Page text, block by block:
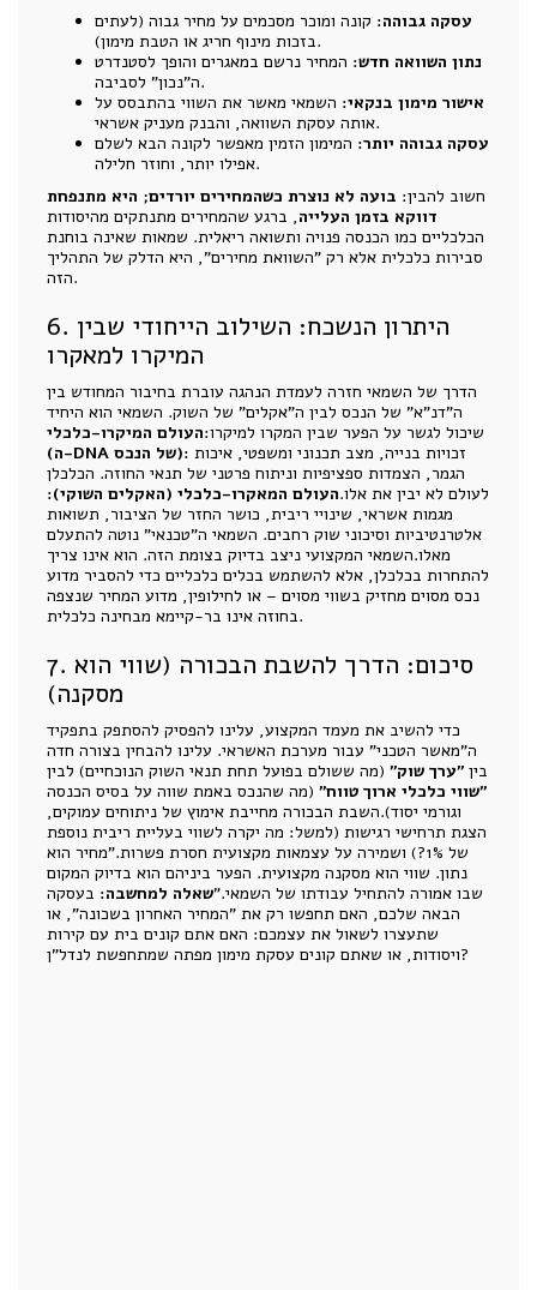
עסקה גבוהה: קונה ומוכר מסכמים על מחיר גבוה (לעתים
בזכות מינוף חריג או הטבת מימון).
נתון השוואה חדש: המחיר נרשם במאגרים והופך לסטנדרט
ה"נכון" לסביבה.
אישור מימון בנקאי: השמאי מאשר את השווי בהתבסס על
אותה עסקת השוואה, והבנק מעניק אשראי.
עסקה גבוהה יותר: המימון הזמין מאפשר לקונה הבא לשלם
אפילו יותר, וחוזר חלילה.
חשוב להבין: בועה לא נוצרת כשהמחירים יורדים; היא מתנפחת
דווקא בזמן העלייה, ברגע שהמחירים מתנתקים מהיסודות
הכלכליים כמו הכנסה פנויה ותשואה ריאלית. שמאות שאינה בוחנת
סבירות כלכלית אלא רק "השוואת מחירים", היא הדלק של התהליך
הזה.
6. היתרון הנשכח: השילוב הייחודי שבין
המיקרו למאקרו
הדרך של השמאי חזרה לעמדת הנהגה עוברת בחיבור המחודש בין
ה"דנ"א" של הנכס לבין ה"אקלים" של השוק. השמאי הוא היחיד
שיכול לגשר על הפער שבין המקרו למיקרו:העולם המיקרו-כלכלי
(ה-DNA של הנכס):
הגמר, הצמדות ספציפיות וניתוח פרטני של תנאי החוזה. הכלכלן
לעולם לא יבין את אלו.העולם המאקרו-כלכלי (האקלים השוקי):
מגמות אשראי, שינויי ריבית, כושר החזר של הציבור, תשואות
אלטרנטיביות וסיכוני שוק רחבים. השמאי ה"טכנאי" נוטה להתעלם
מאלו.השמאי המקצועי ניצב בדיוק בצומת הזה. הוא אינו צריך
להתחרות בכלכלן, אלא להשתמש בכלים כלכליים כדי להסביר מדוע
נכס מסוים מחזיק בשווי מסוים – או לחילופין, מדוע המחיר שנצפה
בחוזה אינו בר-קיימא מבחינה כלכלית.
7. סיכום: הדרך להשבת הבכורה (שווי הוא
מסקנה)
כדי להשיב את מעמד המקצוע, עלינו להפסיק להסתפק בתפקיד
ה"מאשר הטכני" עבור מערכת האשראי. עלינו להבחין בצורה חדה
בין "ערך שוק" (מה ששולם בפועל תחת תנאי השוק הנוכחיים) לבין
"שווי כלכלי ארוך טווח" (מה שהנכס באמת שווה על בסיס הכנסה
וגורמי יסוד).השבת הבכורה מחייבת אימוץ של ניתוחים עמוקים,
הצגת תרחישי רגישות (למשל: מה יקרה לשווי בעליית ריבית נוספת
של 1%?) ושמירה על עצמאות מקצועית חסרת פשרות."מחיר הוא
נתון. שווי הוא מסקנה מקצועית. הפער ביניהם הוא בדיוק המקום
שבו אמורה להתחיל עבודתו של השמאי."שאלה למחשבה: בעסקה
הבאה שלכם, האם תחפשו רק את "המחיר האחרון בשכונה", או
שתעצרו לשאול את עצמכם: האם אתם קונים בית עם קירות
ויסודות, או שאתם קונים עסקת מימון מפתה שמתחפשת לנדל"ן?